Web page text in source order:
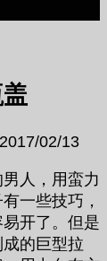
2017/02/13
人，用蛮力
一些技巧，
开了。但是
的巨型拉